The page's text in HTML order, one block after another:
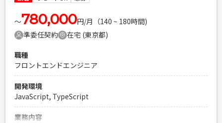
Laravelを用いた開発経験1年以上
エンジニア複数人のチームでの開発経験
〜780,000円/月（140 ~ 180時間)
準委任契約
在宅 (東京都)
職種
フロントエンドエンジニア
開発環境
JavaScript, TypeScript
業務内容